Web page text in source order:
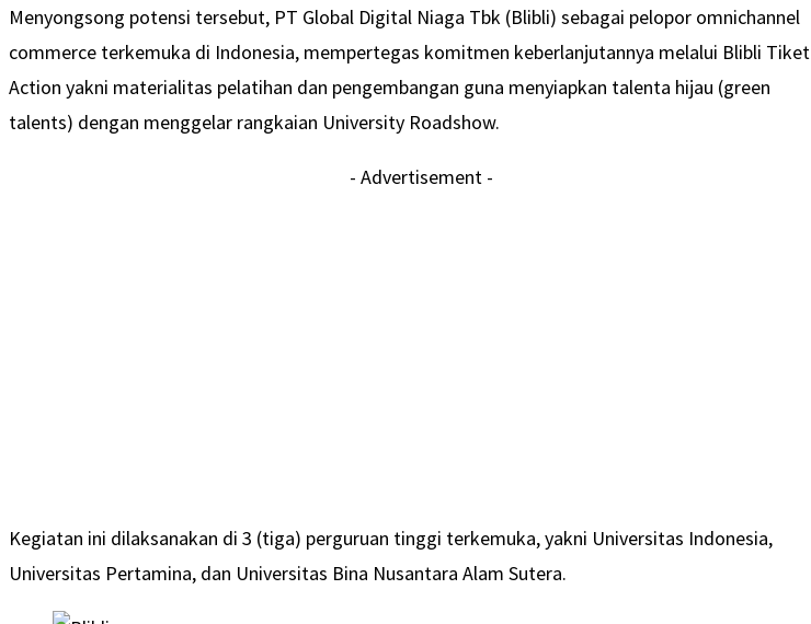
Menyongsong potensi tersebut, PT Global Digital Niaga Tbk (Blibli) sebagai pelopor omnichannel
commerce terkemuka di Indonesia, mempertegas komitmen keberlanjutannya melalui Blibli Tiket
Action yakni materialitas pelatihan dan pengembangan guna menyiapkan talenta hijau (green
talents) dengan menggelar rangkaian University Roadshow.
- Advertisement -
Kegiatan ini dilaksanakan di 3 (tiga) perguruan tinggi terkemuka, yakni Universitas Indonesia,
Universitas Pertamina, dan Universitas Bina Nusantara Alam Sutera.